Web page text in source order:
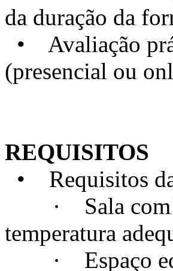
da duração da
• Avaliação
(presencial ou
REQUISITOS
• Requisitos
· Sala com
temperatura
· Espaço